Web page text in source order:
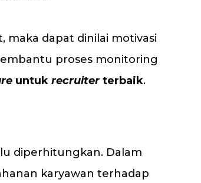
dapat dinilai motivasi
proses monitoring
untuk recruiterterbaik.
diperhitungkan. Dalam
karyawan terhadap